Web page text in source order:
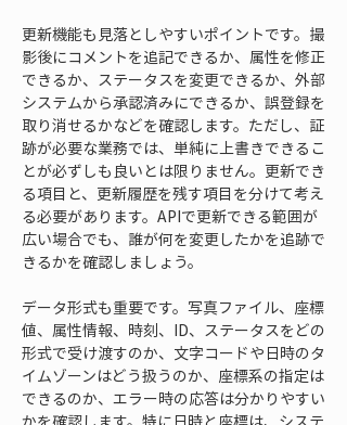
更新機能も見落としやすいポイントです。撮
影後にコメントを追記できるか、属性を修正
できるか、ステータスを変更できるか、外部
システムから承認済みにできるか、誤登録を
取り消せるかなどを確認します。ただし、証
跡が必要な業務では、単純に上書きできるこ
とが必ずしも良いとは限りません。更新でき
る項目と、更新履歴を残す項目を分けて考え
る必要があります。APIで更新できる範囲が
広い場合でも、誰が何を変更したかを追跡で
きるかを確認しましょう。
データ形式も重要です。写真ファイル、座標
値、属性情報、時刻、ID、ステータスをどの
形式で受け渡すのか、文字コードや日時のタ
イムゾーンはどう扱うのか、座標系の指定は
できるのか、エラー時の応答は分かりやすい
かを確認します。特に日時と座標は、システ